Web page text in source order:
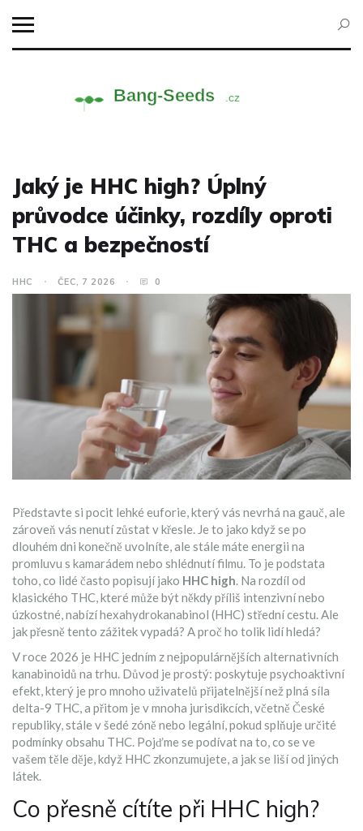
Jaký je HHC high? Úplný
průvodce účinky, rozdíly oproti
THC a bezpečností
HHC ČEC, 7 2026 0
Představte si pocit lehké euforie, který vás nevrhá na gauč, ale
zároveň vás nenutí zůstat v křesle. Je to jako když se po
dlouhém dni konečně uvolníte, ale stále máte energii na
promluvu s kamarádem nebo shlédnutí filmu. To je podstata
toho, co lidé často popisují jako HHC high. Na rozdíl od
klasického THC, které může být někdy příliš intenzivní nebo
úzkostné, nabízí hexahydrokanabinol (HHC) střední cestu. Ale
jak přesně tento zážitek vypadá? A proč ho tolik lidí hledá?
V roce 2026 je HHC jedním z nejpopulárnějších alternativních
kanabinoidů na trhu. Důvod je prostý: poskytuje psychoaktivní
efekt, který je pro mnoho uživatelů přijatelnější než plná síla
delta-9 THC, a přitom je v mnoha jurisdikcích, včetně České
republiky, stále v šedé zóně nebo legální, pokud splňuje určité
podmínky obsahu THC. Pojďme se podívat na to, co se ve
vašem těle děje, když HHC zkonzumujete, a jak se liší od jiných
látek.
Co přesně cítíte při HHC high?